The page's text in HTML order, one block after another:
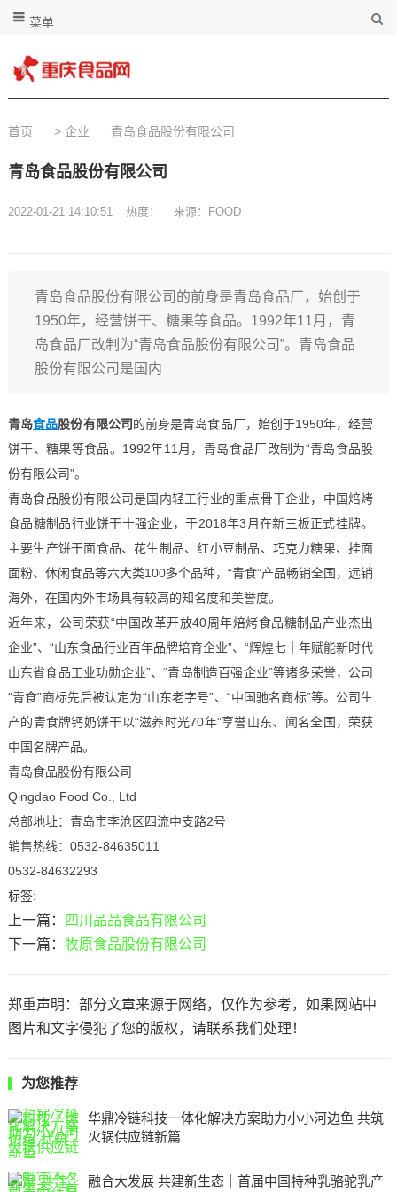
菜单
首页 > 企业 青岛食品股份有限公司
青岛食品股份有限公司
2022-01-21 14:10:51 热度： 来源：FOOD
青岛食品股份有限公司的前身是青岛食品厂，始创于
1950年，经营饼干、糖果等食品。1992年11月，青
岛食品厂改制为“青岛食品股份有限公司”。青岛食品
股份有限公司是国内
青岛食品股份有限公司的前身是青岛食品厂，始创于1950年，经营
饼干、糖果等食品。1992年11月，青岛食品厂改制为“青岛食品股
份有限公司”。
青岛食品股份有限公司是国内轻工行业的重点骨干企业，中国焙烤
食品糖制品行业饼干十强企业，于2018年3月在新三板正式挂牌。
主要生产饼干面食品、花生制品、红小豆制品、巧克力糖果、挂面
面粉、休闲食品等六大类100多个品种，“青食”产品畅销全国，远销
海外，在国内外市场具有较高的知名度和美誉度。
近年来，公司荣获“中国改革开放40周年焙烤食品糖制品产业杰出
企业”、“山东食品行业百年品牌培育企业”、“辉煌七十年赋能新时代
山东省食品工业功勋企业”、“青岛制造百强企业”等诸多荣誉，公司
“青食”商标先后被认定为“山东老字号”、“中国驰名商标”等。公司生
产的青食牌钙奶饼干以“滋养时光70年”享誉山东、闻名全国，荣获
中国名牌产品。
青岛食品股份有限公司
Qingdao Food Co., Ltd
总部地址：青岛市李沧区四流中支路2号
销售热线：0532-84635011
0532-84632293
标签:
上一篇：
四川品品食品有限公司
下一篇： 牧原食品股份有限公司
郑重声明：部分文章来源于网络，仅作为参考，如果网站中
图片和文字侵犯了您的版权，请联系我们处理！
为您推荐
华鼎冷链科技一体化解决方案助力小小河边鱼 共筑
火锅供应链新篇
融合大发展 共建新生态｜首届中国特种乳骆驼乳产